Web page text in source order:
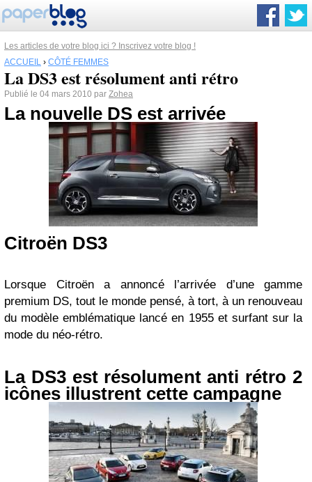
Les articles de votre blog ici ? Inscrivez votre blog !
ACCUEIL › CÔTÉ FEMMES
La DS3 est résolument anti rétro
Publié le 04 mars 2010 par Zohea
La nouvelle DS est arrivée
Citroën DS3
Lorsque Citroën a annoncé l’arrivée d’une gamme
premium DS, tout le monde pensé, à tort, à un renouveau
du modèle emblématique lancé en 1955 et surfant sur la
mode du néo-rétro.
La DS3 est résolument anti rétro 2
icônes illustrent cette campagne